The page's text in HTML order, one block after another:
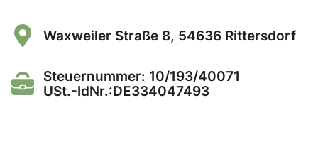
Waxweiler Straße 8, 54636 Rittersdorf
Steuernummer: 10/193/40071
USt.-IdNr.:DE334047493